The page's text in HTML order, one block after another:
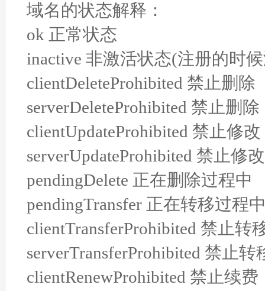
域名的状态解释：
ok 正常状态
inactive 非激活状态(注册的时
clientDeleteProhibited 禁止删除
serverDeleteProhibited 禁止删除
clientUpdateProhibited 禁止修改
serverUpdateProhibited 禁止修改
pendingDelete 正在删除过程中
pendingTransfer 正在转移过程
clientTransferProhibited 禁止转
serverTransferProhibited 禁止转
clientRenewProhibited 禁止续费